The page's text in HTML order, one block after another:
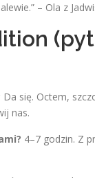
– Ola z
Da się. Octem,
nas.
4–7 godzin. Z